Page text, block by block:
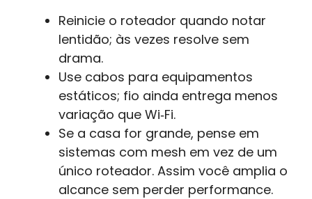
Reinicie o roteador quando notar
lentidão; às vezes resolve sem
drama.
Use cabos para equipamentos
estáticos; fio ainda entrega menos
variação que Wi‑Fi.
Se a casa for grande, pense em
sistemas com mesh em vez de um
único roteador. Assim você amplia o
alcance sem perder performance.